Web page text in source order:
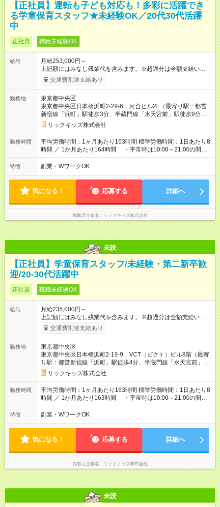
【正社員】運転も子ども対応も！多彩に活躍でき
る学童保育スタッフ★未経験OK／20代30代活躍
中
正社員 職種未経験OK
給与
月給253,000円～
上記額にはみなし残業代を含みます。※超過分は全額支給いたし
ます。 みなし残業代 33,500円 ～ 52,500円／月 みなし残業時
間 15時間 ～ 25時間／月 上記額にはみなし残業代・運転手当を
経験3年以上：月給29.2万（固定残業25時間分45,300円＋運転手
当18,000円＋調整給7,200円を含む）＋通勤手当（一律支給）
20,000円＋業績賞与年2回 ・社会人経験3年未満：月給27.3万
（固定残業15時間分26300円＋運転手当18,000円＋調整給7,200
円を含む）＋通勤手当（一律支給）20,000円＋業績賞与年2回
【その他諸手当】 ・近隣手当（月額4500円※条件あり） ・役
職手当（副教室長手当・教室長手当・マネージャー手当など）
間】試用期間あり 試用期間の長さ：3ヶ月 雇用形態、給与は本
採用時と同じです。
交通費別途支給あり
勤務地
東京都中央区
東京都中央区日本橋浜町2-29-6 河合ビル2F（最寄り駅：都営
新宿線「浜町」駅徒歩3分、半蔵門線「水天宮前」駅徒歩9分、
日比谷線/浅草線「人形町」駅徒歩9分）
リックキッズ株式会社
勤務時間
平均労働時間：1ヶ月あたり163時間 標準労働時間：1日あたり8
時間 ／ 1か月あたり164時間 ・平常時は10:00～21:00の間で6
～8時間程度 ・小学生の長期休みは6:30～21:00の間で8～10時
間程度 ※3ヶ月ごとに勤務時間を調整・精算します ※毎週火
163時間 標準労働時間：1日あたり8時間 ／ 1か月あたり164時
間 ・平常時は10:00～21:00の間で6～8時間程度 ・小学生の長
期休みは6:30～21:00の間で8～10時間程度 ※3ヶ月ごとに勤務
時間を調整・精算します ※毎週火曜日（10:00～11:30）に全
特徴 副業・WワークOK
気になる！ 応募する 詳細へ
掲載元企業名 リックキッズ株式会社
未読
【正社員】学童保育スタッフ/未経験・第二新卒歓
迎/20-30代活躍中
正社員 職種未経験OK
給与
月給235,000円～
上記額にはみなし残業代を含みます。※超過分は全額支給いたし
ます。 みなし残業代 26,300円 ～ 45,300円／月 みなし残業時
間 15時間 ～ 25時間／月 上記額にはみなし残業代・調整給を含
験3年以上： 月給27,4万（固定残業25時間分45300円＋調整給
7,200円を含む）＋通勤手当（一律支給）20,000円＋業績賞与年
2回（会社・個人の業績による） ・社会人経験3年未満： 月給
25,5万（固定残業15時間分26300円＋調整給7,200円を含む）＋
通勤手当（一律支給）20,000円＋業績賞与年2回（会社・個人の
業績による） 【 その他諸手当】 ・運転手当（月額18,000円※条
件あり） ・近隣手当（月額4500円※条件あり） ・役職手当（副
当 ・宿泊手当 ・引越し手当（条件あり） 【試用期間】試用期間
あり 試用期間の長さ：3ヶ月 雇用形態、給与は本採用時と同じ
です。
交通費別途支給あり
勤務地
東京都中央区
東京都中央区日本橋浜町2-19-9 VCT（ビクト）ビル8階（最寄
り駅：都営新宿線「浜町」駅徒歩4分、半蔵門線「水天宮前」駅
徒歩9分、日比谷線/浅草線「人形町」駅徒歩8分）
リックキッズ株式会社
勤務時間
平均労働時間：1ヶ月あたり163時間 標準労働時間：1日あたり8
時間 ／ 1か月あたり163時間 ・平常時は10:00～21:00の間で6
～8時間程度 ・小学生の長期休みは6:30～21:00の間で8～10時
間程度 ※3ヶ月ごとに勤務時間を調整・精算します ※毎週火曜
時間 標準労働時間：1日あたり8時間 ／ 1か月あたり163時間
・平常時は10:00～21:00の間で6～8時間程度 ・小学生の長期休
みは6:30～21:00の間で8～10時間程度 ※3ヶ月ごとに勤務時間
を調整・精算します ※毎週火曜日（10:00～11:30）に全体会議
特徴 副業・WワークOK
気になる！ 応募する 詳細へ
掲載元企業名 リックキッズ株式会社
未読